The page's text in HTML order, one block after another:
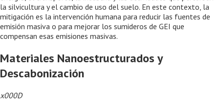
la silvicultura y el cambio de uso del suelo. En este contexto, la
mitigación es la intervención humana para reducir las fuentes de
emisión masiva o para mejorar los sumideros de GEI que
compensan esas emisiones masivas.
Materiales Nanoestructurados y
Descabonización
x000D